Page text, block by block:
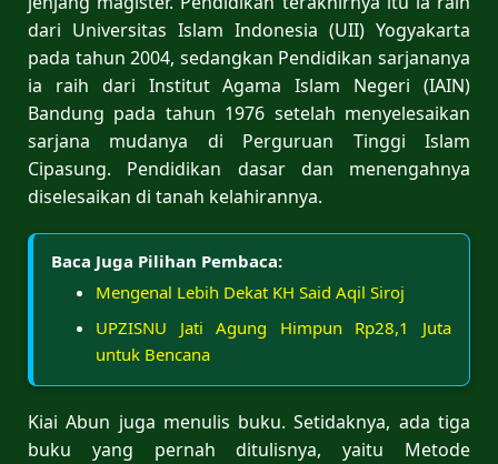
dari Universitas Islam Indonesia (UII) Yogyakarta
pada tahun 2004, sedangkan Pendidikan sarjananya
ia raih dari Institut Agama Islam Negeri (IAIN)
Bandung pada tahun 1976 setelah menyelesaikan
sarjana mudanya di Perguruan Tinggi Islam
Cipasung. Pendidikan dasar dan menengahnya
diselesaikan di tanah kelahirannya.
Baca Juga Pilihan Pembaca:
Mengenal Lebih Dekat KH Said Aqil Siroj
UPZISNU Jati Agung Himpun Rp28,1 Juta
untuk Bencana
Kiai Abun juga menulis buku. Setidaknya, ada tiga
buku yang pernah ditulisnya, yaitu Metode